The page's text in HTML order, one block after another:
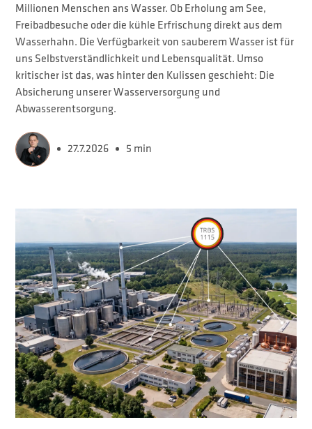
Millionen Menschen ans Wasser. Ob Erholung am See,
Freibadbesuche oder die kühle Erfrischung direkt aus dem
Wasserhahn. Die Verfügbarkeit von sauberem Wasser ist für
uns Selbstverständlichkeit und Lebensqualität. Umso
kritischer ist das, was hinter den Kulissen geschieht: Die
Absicherung unserer Wasserversorgung und
Abwasserentsorgung.
27.7.2026 5 min